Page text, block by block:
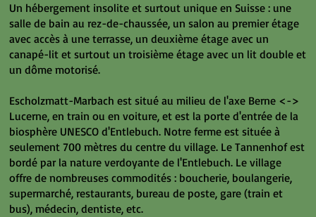
Un hébergement insolite et surtout unique en Suisse : une
salle de bain au rez-de-chaussée, un salon au premier étage
avec accès à une terrasse, un deuxième étage avec un
canapé-lit et surtout un troisième étage avec un lit double et
un dôme motorisé.
Escholzmatt-Marbach est situé au milieu de l'axe Berne <->
Lucerne, en train ou en voiture, et est la porte d'entrée de la
biosphère UNESCO d'Entlebuch. Notre ferme est située à
seulement 700 mètres du centre du village. Le Tannenhof est
bordé par la nature verdoyante de l'Entlebuch. Le village
offre de nombreuses commodités : boucherie, boulangerie,
supermarché, restaurants, bureau de poste, gare (train et
bus), médecin, dentiste, etc.